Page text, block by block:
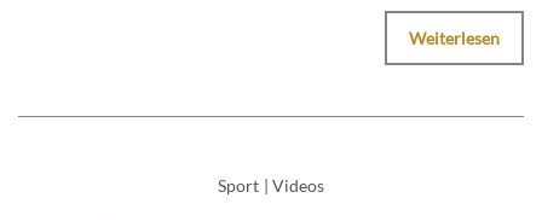
Weiterlesen
Sport | Videos